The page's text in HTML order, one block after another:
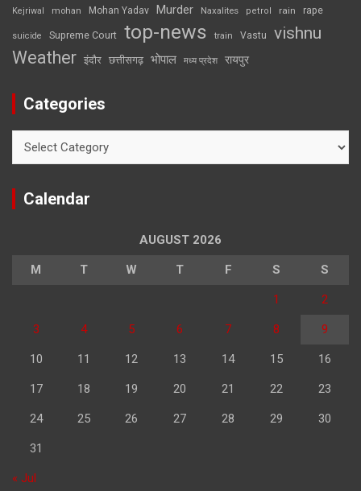
Kejriwal mohan Mohan Yadav Murder Naxalites petrol rain rape
suicide Supreme Court top-news train Vastu vishnu
Weather इंदौर छत्तीसगढ़ भोपाल मध्य प्रदेश रायपुर
Categories
Calendar
AUGUST 2026
M T W T F S S
1 2
3 4 5 6 7 8 9
10 11 12 13 14 15 16
17 18 19 20 21 22 23
24 25 26 27 28 29 30
31
« Jul